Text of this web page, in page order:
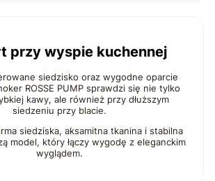
przy wyspie kuchennej
siedzisko oraz wygodne oparcie
ROSSE PUMP sprawdzi się nie tylko
kawy, ale również przy dłuższym
siedzeniu przy blacie.
siedziska, aksamitna tkanina i stabilna
model, który łączy wygodę z eleganckim
wyglądem.